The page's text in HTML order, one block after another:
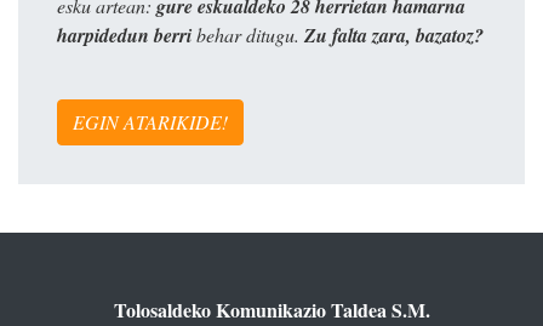
esku artean: gure eskualdeko 28 herrietan hamarna
harpidedun berribehar ditugu. Zu falta zara, bazatoz?
EGIN ATARIKIDE!
Tolosaldeko Komunikazio Taldea S.M.